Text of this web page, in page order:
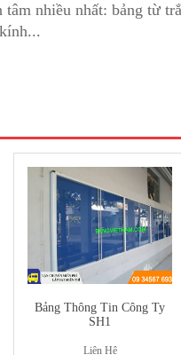
tâm nhiều nhất: bảng từ
...
Bảng Thông Tin Công Ty
SH1
Liên Hệ